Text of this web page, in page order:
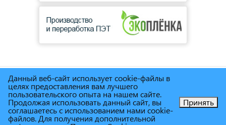
© Сеть магазинов инструмента и техники"Торговый дом
Снабженец" 1995г. - 2025г.
Позвоните нам!
Данный веб-сайт использует cookie-файлы в
целях предоставления вам лучшего
пользовательского опыта на нашем сайте.
Продолжая использовать данный сайт, вы
соглашаетесь с использованием нами cookie-
файлов. Для получения дополнительной
Принять